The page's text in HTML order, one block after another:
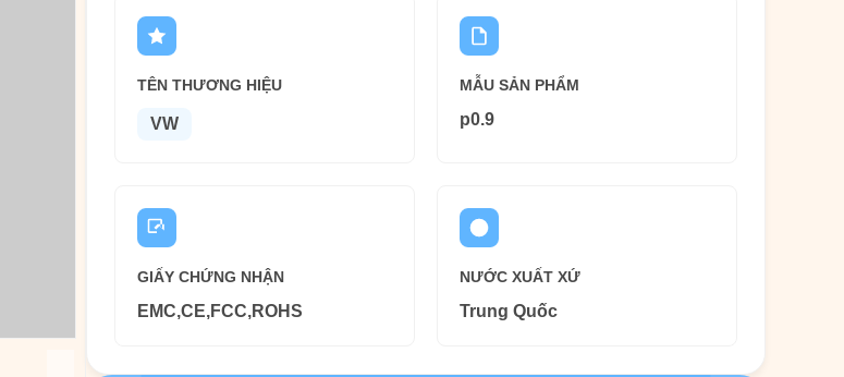
TÊN THƯƠNG HIỆU
VW
MẪU SẢN PHẨM
p0.9
GIẤY CHỨNG NHẬN
EMC,CE,FCC,ROHS
NƯỚC XUẤT XỨ
Trung Quốc